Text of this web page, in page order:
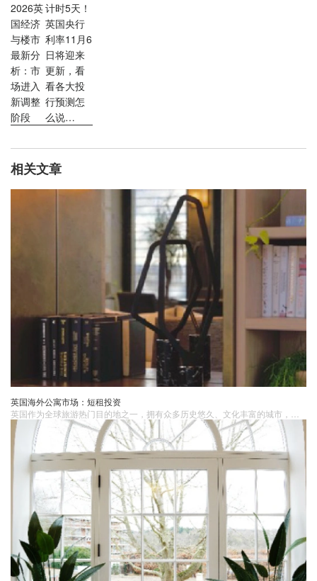
2026英
国经济
与楼市
最新分
析：市
场进入
新调整
阶段
计时5天！
英国央行
利率11月6
日将迎来
更新，看
看各大投
行预测怎
么说…
相关文章
英国海外公寓市场：短租投资